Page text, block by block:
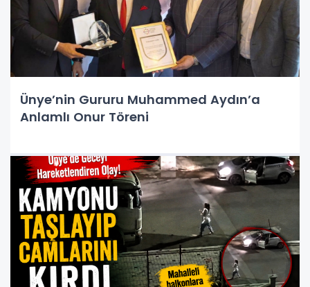
Ünye’nin Gururu Muhammed Aydın’a
Anlamlı Onur Töreni